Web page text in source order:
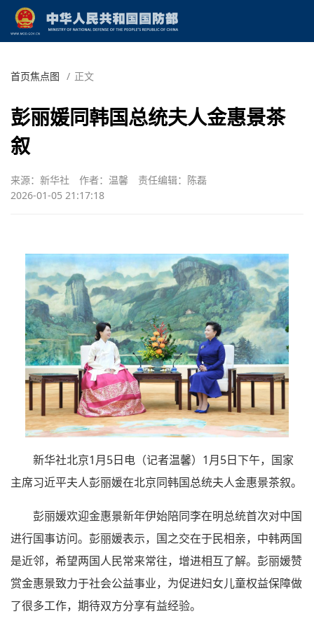
首页焦点图 / 正文
彭丽媛同韩国总统夫人金惠景茶
叙
来源：新华社 作者：温馨
责任编辑：陈磊
2026-01-05 21:17:18
新华社北京1月5日电（记者温馨）1月5日下午，国家
主席习近平夫人彭丽媛在北京同韩国总统夫人金惠景茶叙。
彭丽媛欢迎金惠景新年伊始陪同李在明总统首次对中国
进行国事访问。彭丽媛表示，国之交在于民相亲，中韩两国
是近邻，希望两国人民常来常往，增进相互了解。彭丽媛赞
赏金惠景致力于社会公益事业，为促进妇女儿童权益保障做
了很多工作，期待双方分享有益经验。